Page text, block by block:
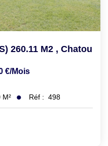
260.11 M2 , Chatou
€/mois
M² Réf : 498